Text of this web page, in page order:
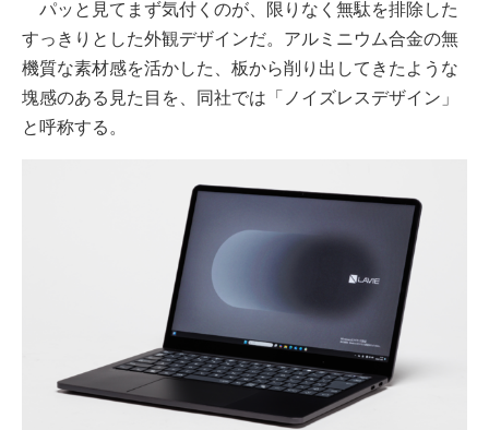
パッと見てまず気付くのが、限りなく無駄を排除した
すっきりとした外観デザインだ。アルミニウム合金の無
機質な素材感を活かした、板から削り出してきたような
塊感のある見た目を、同社では「ノイズレスデザイン」
と呼称する。